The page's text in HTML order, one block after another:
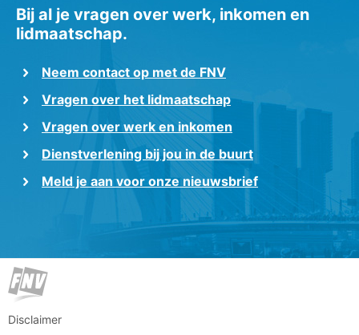
Bij al je vragen over werk, inkomen en
lidmaatschap.
Neem contact op met de FNV
Vragen over het lidmaatschap
Vragen over werk en inkomen
Dienstverlening bij jou in de buurt
Meld je aan voor onze nieuwsbrief
Disclaimer